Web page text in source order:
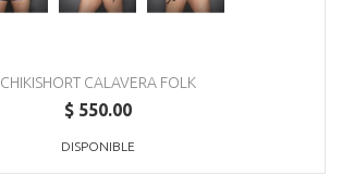
CHIKISHORT CALAVERA FOLK
$ 550.00
DISPONIBLE